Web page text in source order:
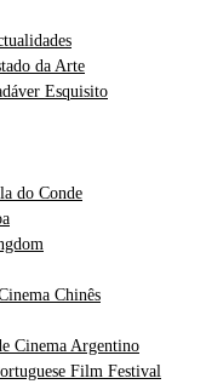
da Arte
Esquisito
do Conde
Chinês
Cinema Argentino
Film Festival